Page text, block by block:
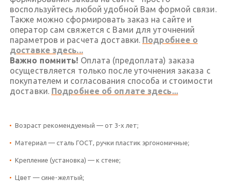
воспользуйтесь любой удобной Вам формой связи.
Также можно сформировать заказ на сайте и
оператор сам свяжется с Вами для уточнений
параметров и расчета доставки. Подробнее о
доставке здесь...
Важно помнить! Оплата (предоплата) заказа
осуществляется только после уточнения заказа с
покупателем и согласования способа и стоимости
доставки. Подробнее об оплате здесь...
Возраст рекомендуемый — от 3-х лет;
Материал — сталь ГОСТ, ручки пластик эргономичные;
Крепление (установка) — к стене;
Цвет — сине-желтый;